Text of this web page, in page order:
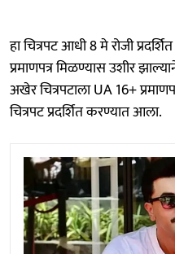
हा चित्रपट आधी 8 मे रोजी
प्रमाणपत्र मिळण्यास उशीर
अखेर चित्रपटाला UA 16+
चित्रपट प्रदर्शित करण्यात आला.